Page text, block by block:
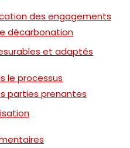
des engagements
décarbonation
et adaptés
le processus
parties prenantes